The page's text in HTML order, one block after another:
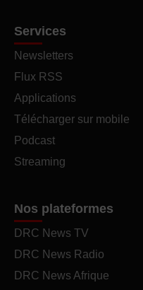
Services
Newsletters
Flux RSS
Applications
Télécharger sur mobile
Podcast
Streaming
Nos plateformes
DRC News TV
DRC News Radio
DRC News Afrique